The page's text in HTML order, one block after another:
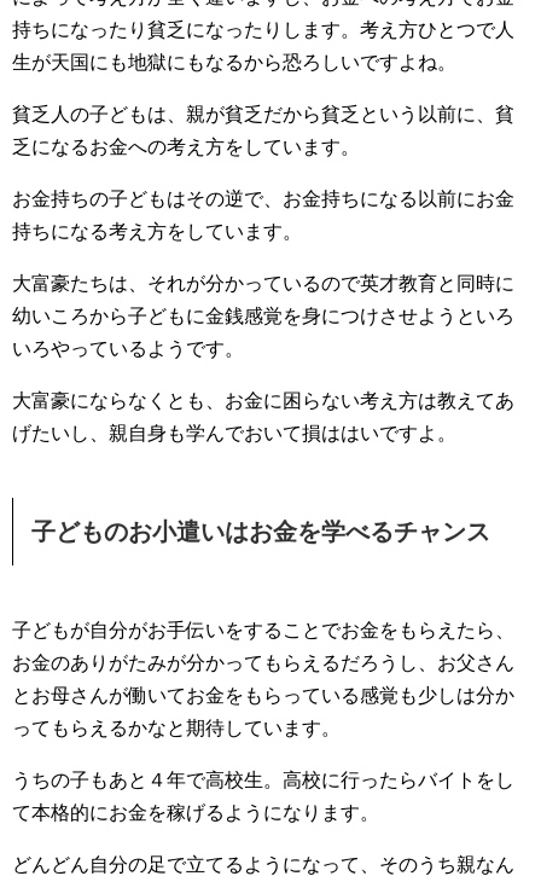
持ちになったり貧乏になったりします。考え方ひとつで人
生が天国にも地獄にもなるから恐ろしいですよね。
貧乏人の子どもは、親が貧乏だから貧乏という以前に、貧
乏になるお金への考え方をしています。
お金持ちの子どもはその逆で、お金持ちになる以前にお金
持ちになる考え方をしています。
大富豪たちは、それが分かっているので英才教育と同時に
幼いころから子どもに金銭感覚を身につけさせようといろ
いろやっているようです。
大富豪にならなくとも、お金に困らない考え方は教えてあ
げたいし、親自身も学んでおいて損ははいですよ。
子どものお小遣いはお金を学べるチャンス
子どもが自分がお手伝いをすることでお金をもらえたら、
お金のありがたみが分かってもらえるだろうし、お父さん
とお母さんが働いてお金をもらっている感覚も少しは分か
ってもらえるかなと期待しています。
うちの子もあと４年で高校生。高校に行ったらバイトをし
て本格的にお金を稼げるようになります。
どんどん自分の足で立てるようになって、そのうち親なん